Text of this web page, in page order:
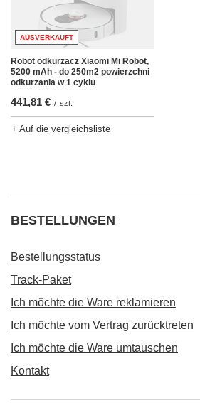
AUSVERKAUFT
Robot odkurzacz Xiaomi Mi Robot,
5200 mAh - do 250m2 powierzchni
odkurzania w 1 cyklu
441,81 € / szt.
+ Auf die vergleichsliste
BESTELLUNGEN
Bestellungsstatus
Track-Paket
Ich möchte die Ware reklamieren
Ich möchte vom Vertrag zurücktreten
Ich möchte die Ware umtauschen
Kontakt